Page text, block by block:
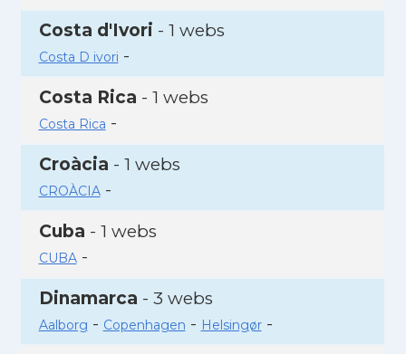
Costa d'Ivori - 1 webs
Costa D ivori -
Costa Rica - 1 webs
Costa Rica -
Croàcia - 1 webs
CROÀCIA-
Cuba - 1 webs
CUBA-
Dinamarca - 3 webs
Aalborg - Copenhagen - Helsingør-